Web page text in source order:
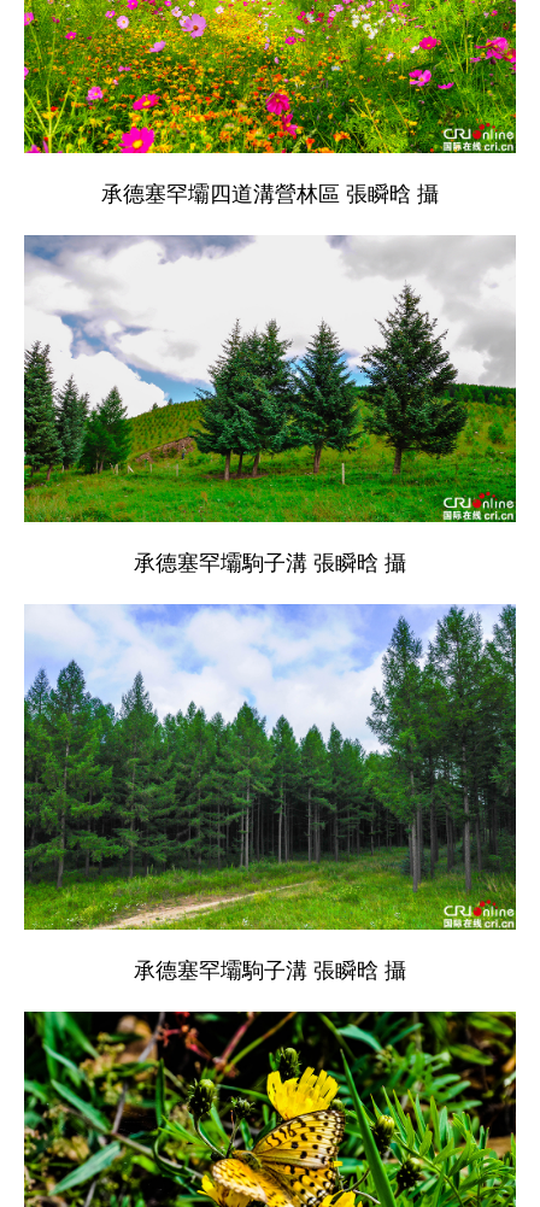
承德塞罕壩四道溝營林區 張瞬晗 攝
承德塞罕壩駒子溝 張瞬晗 攝
承德塞罕壩駒子溝 張瞬晗 攝